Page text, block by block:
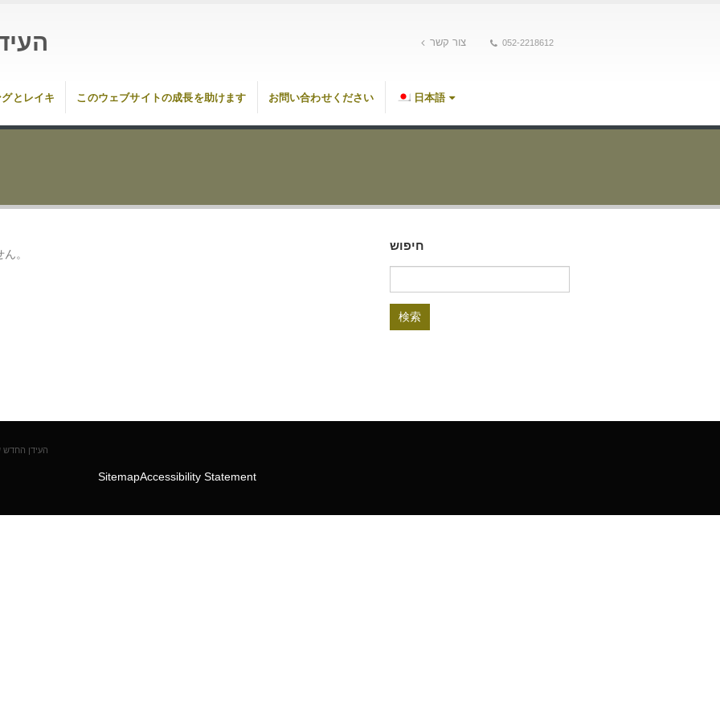
צור קשר 052-2218612
とレイキ このウェブサイトの成長を助けます お問い合わせください 日本語
。
חיפוש
索:
© העידן
SitemapAccessibility Statement